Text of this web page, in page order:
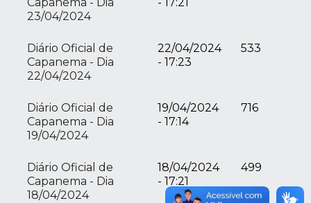
23/04/2024
Diário Oficial de
Capanema - Dia
22/04/2024
22/04/2024
- 17:23
533
Diário Oficial de
Capanema - Dia
19/04/2024
19/04/2024
- 17:14
716
Diário Oficial de
Capanema - Dia
18/04/2024
18/04/2024
- 17:21
499